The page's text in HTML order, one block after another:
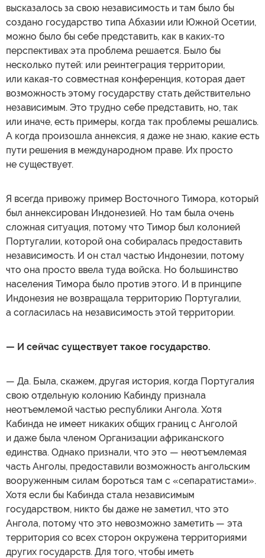
высказалось за свою независимость и там было бы
создано государство типа Абхазии или Южной Осетии,
можно было бы себе представить, как в каких-то
перспективах эта проблема решается. Было бы
несколько путей: или реинтеграция территории,
или какая-то совместная конференция, которая дает
возможность этому государству стать действительно
независимым. Это трудно себе представить, но, так
или иначе, есть примеры, когда так проблемы решались.
А когда произошла аннексия, я даже не знаю, какие есть
пути решения в международном праве. Их просто
не существует.
Я всегда привожу пример Восточного Тимора, который
был аннексирован Индонезией. Но там была очень
сложная ситуация, потому что Тимор был колонией
Португалии, которой она собиралась предоставить
независимость. И он стал частью Индонезии, потому
что она просто ввела туда войска. Но большинство
населения Тимора было против этого. И в принципе
Индонезия не возвращала территорию Португалии,
а согласилась на независимость этой территории.
— И сейчас существует такое государство.
— Да. Была, скажем, другая история, когда Португалия
свою отдельную колонию Кабинду признала
неотъемлемой частью республики Ангола. Хотя
Кабинда не имеет никаких общих границ с Анголой
и даже была членом Организации африканского
единства. Однако признали, что это — неотъемлемая
часть Анголы, предоставили возможность ангольским
вооруженным силам бороться там с «сепаратистами».
Хотя если бы Кабинда стала независимым
государством, никто бы даже не заметил, что это
Ангола, потому что это невозможно заметить — эта
территория со всех сторон окружена территориями
других государств. Для того, чтобы иметь